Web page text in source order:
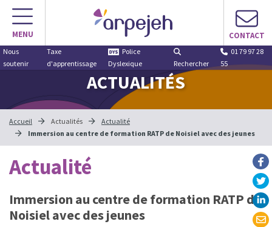
MENU CONTACT
Nous
soutenir
Taxe
d'apprentissage
Police
Dyslexique
Rechercher
01 79 97 28
55
ACTUALITÉS
Accueil Actualités
Actualité
Immersion au centre de formation RATP de Noisiel avec des jeunes
Actualité
Immersion au centre de formation RATP de
Noisiel avec des jeunes